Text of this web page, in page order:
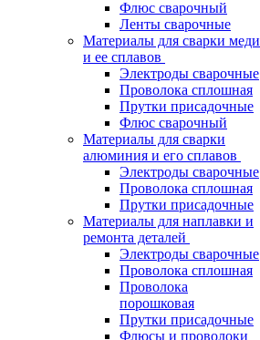
Флюс сварочный
Ленты сварочные
Материалы для сварки меди
и ее сплавов
Электроды сварочные
Проволока сплошная
Прутки присадочные
Флюс сварочный
Материалы для сварки
алюминия и его сплавов
Электроды сварочные
Проволока сплошная
Прутки присадочные
Материалы для наплавки и
ремонта деталей
Электроды сварочные
Проволока сплошная
Проволока
порошковая
Прутки присадочные
Флюсы и проволоки